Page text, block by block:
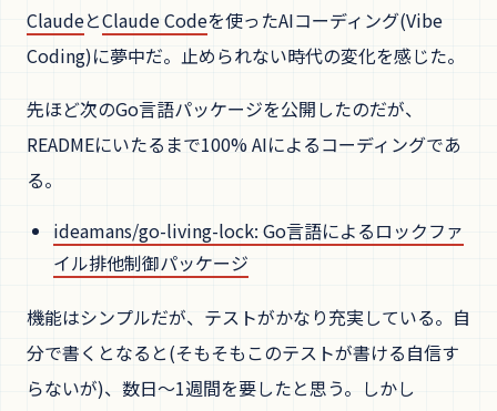
ClaudeとClaude Codeを使ったAIコーディング(Vibe
Coding)に夢中だ。止められない時代の変化を感じた。
先ほど次のGo言語パッケージを公開したのだが、
READMEにいたるまで100% AIによるコーディングであ
る。
ideamans/go-living-lock: Go言語によるロックファ
イル排他制御パッケージ
機能はシンプルだが、テストがかなり充実している。自
分で書くとなると(そもそもこのテストが書ける自信す
らないが)、数日〜1週間を要したと思う。しかし